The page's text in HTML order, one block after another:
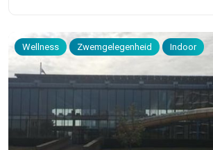
Wellness Zwemgelegenheid Indoor